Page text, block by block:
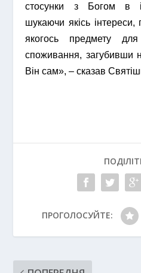
стосунки з Богом в
шукаючи якісь
якогось предмету
споживання, загубивши
Він сам», – сказав
ПРОГОЛОСУЙТЕ: